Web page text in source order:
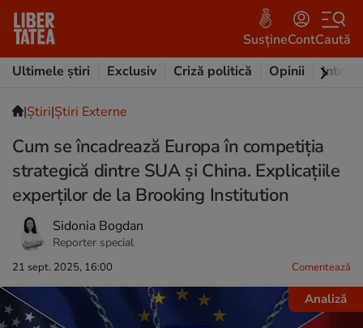
SusțineContCaută
Ultimele știri
Exclusiv Criză politică Opinii
|Ştiri|Știri Externe
Cum se încadrează Europa în competiția
strategică dintre SUA și China. Explicațiile
experților de la Brooking Institution
Sidonia Bogdan
Reporter special
21 sept. 2025, 16:00 Comentează
Analiză